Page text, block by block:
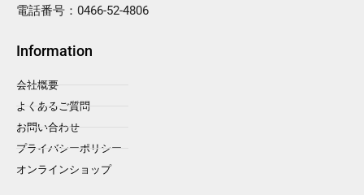
電話番号：0466-52-4806
Information
会社概要
よくあるご質問
お問い合わせ
プライバシーポリシー
オンラインショップ